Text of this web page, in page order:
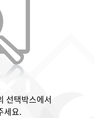
선택박스에서
세요.